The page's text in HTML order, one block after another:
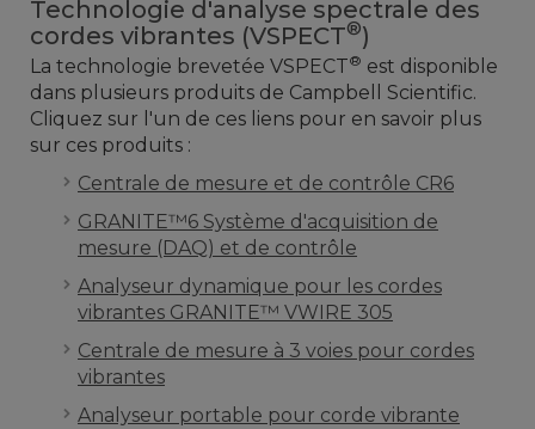
Technologie d'analyse spectrale des
cordes vibrantes (VSPECT®)
La technologie brevetée VSPECT® est disponible
dans plusieurs produits de Campbell Scientific.
Cliquez sur l'un de ces liens pour en savoir plus
sur ces produits :
Centrale de mesure et de contrôle CR6
GRANITE™6 Système d'acquisition de
mesure (DAQ) et de contrôle
Analyseur dynamique pour les cordes
vibrantes GRANITE™ VWIRE 305
Centrale de mesure à 3 voies pour cordes
vibrantes
Analyseur portable pour corde vibrante